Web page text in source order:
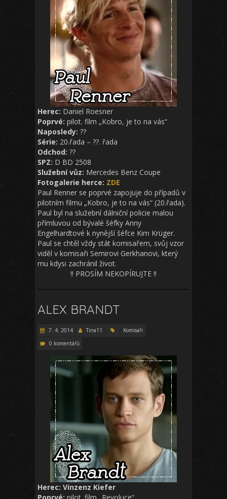
Herec: Daniel Roesner
Poprvé: pilot. film „Kobro, je to na vás“
Naposledy: ??
Série: 20.řada – ??. řada
Odchod: ??
SPZ: D BD 2508
Služební vůz: Mercedes Benz Coupe
Fotogalerie herce: ZDE
Paul Renner se poprvé zapojuje do případů v
pilotním filmu „Kobro, je to na vás“ (20.řada).
Paul byl na služební dálniční policie malou
přímluvou od bývalé šéfky Anny
Engelhardtové k nynější šéfce Kim Krüger.
Paul se chtěl vždy stát komisařem, svůj vzor
viděl v komisaři Semirovi Gerkhanovi, který
mu kdysi zachránil život.
!! PROSÍM NEKOPÍRUJTE !!
ALEX BRANDT
7. 4. 2014 Tina11
Komisaři
0 komentářů
Herec: Vinzenz Kiefer
Poprvé: pilot. film „Revoluce“